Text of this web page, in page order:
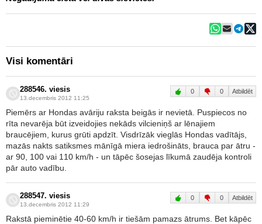
Visi komentāri
288546. viesis
13.decembris 2012 11:25
0 0 Atbildēt
Piemērs ar Hondas avāriju raksta beigās ir nevietā. Puspiecos no
rīta nevarēja būt izveidojies nekāds vilcieniņš ar lēnajiem
braucējiem, kurus grūti apdzīt. Visdrīzāk vieglās Hondas vadītājs,
mazās nakts satiksmes mānīgā miera iedrošināts, brauca par ātru -
ar 90, 100 vai 110 km/h - un tāpēc šosejas līkumā zaudēja kontroli
pār auto vadību.
288547. viesis
13.decembris 2012 11:29
0 0 Atbildēt
Rakstā pieminētie 40-60 km/h ir tiešām pamazs ātrums. Bet kāpēc